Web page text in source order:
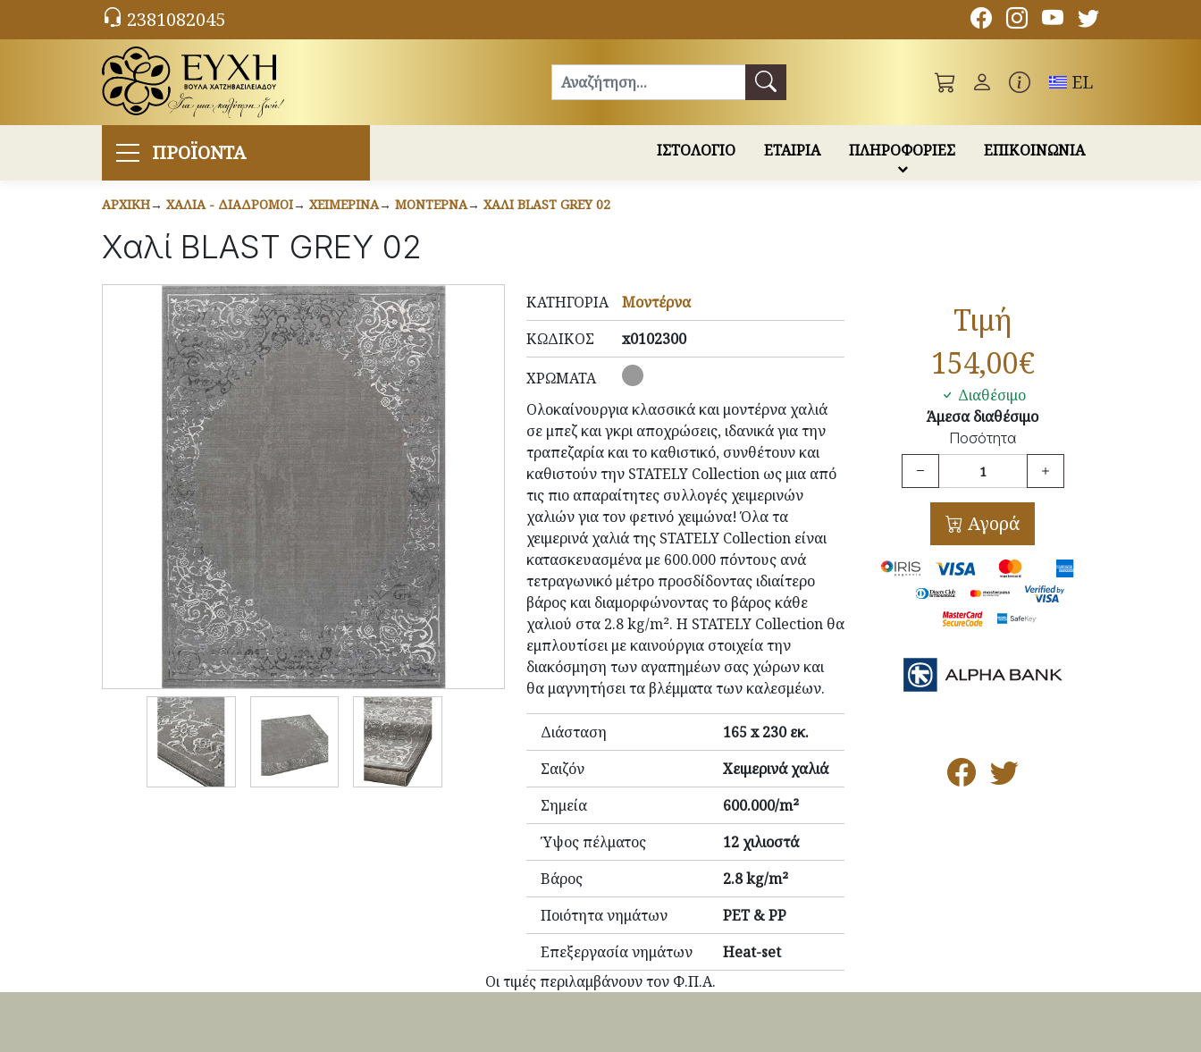
Toggle
EL
2381082045
ΠΡΟΪΟΝΤΑ ΙΣΤΟΛΟΓΙΟ ΕΤΑΙΡΙΑ ΠΛΗΡΟΦΟΡΙΕΣ ΕΠΙΚΟΙΝΩΝΙΑ
ΑΡΧΙΚΉ ΧΑΛΙΆ - ΔΙΆΔΡΟΜΟΙ ΧΕΙΜΕΡΙΝΆ ΜΟΝΤΈΡΝΑ ΧΑΛΊ BLAST GREY 02
Χαλί BLAST GREY 02
ΚΑΤΗΓΟΡΊΑ
Μοντέρνα
ΚΩΔΙΚΌΣ
x0102300
ΧΡΏΜΑΤΑ
Ολοκαίνουργια κλασσικά και μοντέρνα χαλιά
σε μπεζ και γκρι αποχρώσεις, ιδανικά για την
τραπεζαρία και το καθιστικό, συνθέτουν και
καθιστούν την STATELY Collection ως μια από
τις πιο απαραίτητες συλλογές χειμερινών
χαλιών για τον φετινό χειμώνα! Όλα τα
χειμερινά χαλιά της STATELY Collection είναι
κατασκευασμένα με 600.000 πόντους ανά
τετραγωνικό μέτρο προσδίδοντας ιδιαίτερο
βάρος και διαμορφώνοντας το βάρος κάθε
χαλιού στα 2.8 kg/m². Η STATELY Collection θα
εμπλουτίσει με καινούργια στοιχεία την
διακόσμηση των αγαπημέων σας χώρων και
θα μαγνητήσει τα βλέμματα των καλεσμέων.
Διάσταση
165 x 230 εκ.
Σαιζόν
Χειμερινά χαλιά
Σημεία
600.000/m²
Ύψος πέλματος
12 χιλιοστά
Βάρος
2.8 kg/m²
Ποιότητα νημάτων
PET & PP
Επεξεργασία νημάτων
Heat-set
Τιμή
154,00€
Διαθέσιμο
Άμεσα διαθέσιμο
Ποσότητα
Αγορά
Οι τιμές περιλαμβάνουν τον Φ.Π.Α.